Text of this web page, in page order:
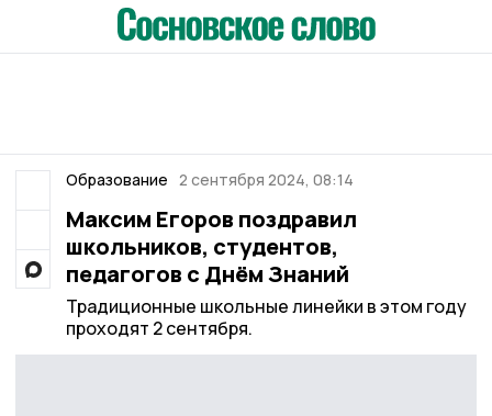
Образование 2 сентября 2024, 08:14
Максим Егоров поздравил
школьников, студентов,
педагогов с Днём Знаний
Традиционные школьные линейки в этом году
проходят 2 сентября.